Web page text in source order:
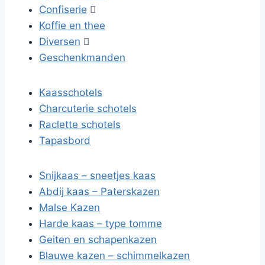
Confiserie 
Koffie en thee
Diversen 
Geschenkmanden
Kaasschotels
Charcuterie schotels
Raclette schotels
Tapasbord
Snijkaas – sneetjes kaas
Abdij kaas – Paterskazen
Malse Kazen
Harde kaas – type tomme
Geiten en schapenkazen
Blauwe kazen – schimmelkazen